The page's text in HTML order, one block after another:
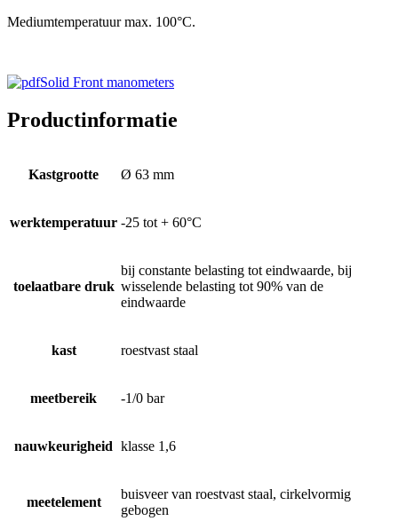
Mediumtemperatuur max. 100°C.
Solid Front manometers
Productinformatie
Kastgrootte Ø 63 mm
werktemperatuur -25 tot + 60°C
toelaatbare druk
bij constante belasting tot eindwaarde, bij
wisselende belasting tot 90% van de
eindwaarde
kast roestvast staal
meetbereik -1/0 bar
nauwkeurigheid klasse 1,6
meetelement
buisveer van roestvast staal, cirkelvormig
gebogen